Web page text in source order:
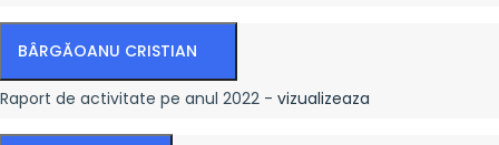
BÂRGĂOANU CRISTIAN
Raport de activitate pe anul 2022 - vizualizeaza